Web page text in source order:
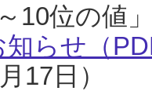
10位の値
知らせ（
17日）